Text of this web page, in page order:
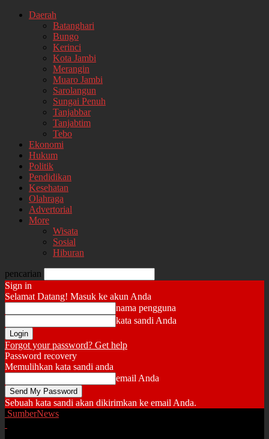
Daerah
Batanghari
Bungo
Kerinci
Kota Jambi
Merangin
Muaro Jambi
Sarolangun
Sungai Penuh
Tanjabbar
Tanjabtim
Tebo
Ekonomi
Hukum
Politik
Pendidikan
Kesehatan
Olahraga
Advertorial
More
Wisata
Sosial
Hiburan
pencarian
Sign in
Selamat Datang! Masuk ke akun Anda
nama pengguna
kata sandi Anda
Forgot your password? Get help
Password recovery
Memulihkan kata sandi anda
email Anda
Sebuah kata sandi akan dikirimkan ke email Anda.
SumberNews